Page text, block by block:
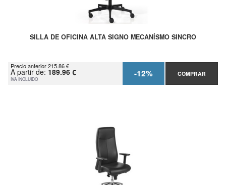
SILLA DE OFICINA ALTA SIGNO MECANÍSMO SINCRO
Precio anterior 215.86 €
A partir de: 189.96 €
IVA INCLUIDO -12% COMPRAR